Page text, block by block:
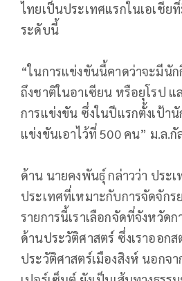
ไทยเป็นประเทศแรกในเอเชีย
ระดับนี้
“ในการแข่งขันนี้คาดว่าจะมีนั
ถึงชาติในอาเซียน หรือยุโรป แ
การแข่งขัน ซึ่งในปีแรกตั้งเป้า
แข่งขันเอาไว้ที่ 500 คน” ม.ล.กั
ด้าน นายคงพันธุ์ กล่าวว่า ประ
ประเทศที่เหมาะกับการจัดจักร
รายการนี้เราเลือกจัดที่จังหวัด
ด้านประวัติศาสตร์ ซึ่งเราออก
ประวัติศาสตร์เมืองสิงห์ นอกจ